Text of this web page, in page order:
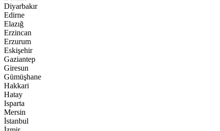
Diyarbakır
Edirne
Elazığ
Erzincan
Erzurum
Eskişehir
Gaziantep
Giresun
Gümüşhane
Hakkari
Hatay
Isparta
Mersin
İstanbul